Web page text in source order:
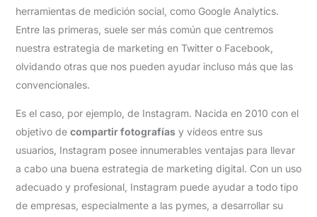
herramientas de medición social, como Google Analytics.
Entre las primeras, suele ser más común que centremos
nuestra estrategia de marketing en Twitter o Facebook,
olvidando otras que nos pueden ayudar incluso más que las
convencionales.
Es el caso, por ejemplo, de Instagram. Nacida en 2010 con el
objetivo de compartir fotografíasy vídeos entre sus
usuarios, Instagram posee innumerables ventajas para llevar
a cabo una buena estrategia de marketing digital. Con un uso
adecuado y profesional, Instagram puede ayudar a todo tipo
de empresas, especialmente a las pymes, a desarrollar su